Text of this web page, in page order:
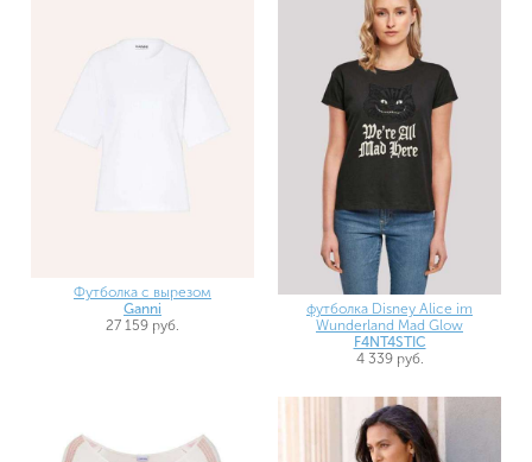
Футболка с вырезом
Ganni
27 159 руб.
футболка Disney Alice im
Wunderland Mad Glow
F4NT4STIC
4 339 руб.